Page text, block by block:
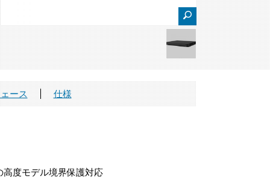
ース 仕様
度モデル境界保護対応